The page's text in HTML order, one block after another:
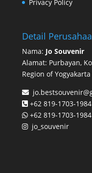
Privacy Policy
Detail
Nama: Jo Souvenir
Alamat: Purbayan,
Region of
+62 819-1703-1984
+62 819-1703-1984
jo_souvenir